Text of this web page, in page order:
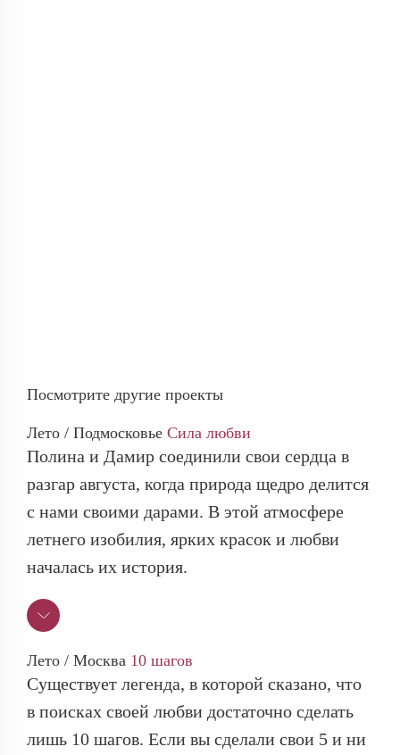
Посмотрите другие проекты
Лето / Подмосковье Сила любви
Полина и Дамир соединили свои сердца в
разгар августа, когда природа щедро делится
с нами своими дарами. В этой атмосфере
летнего изобилия, ярких красок и любви
началась их история.
Лето / Москва 10 шагов
Существует легенда, в которой сказано, что
в поисках своей любви достаточно сделать
лишь 10 шагов. Если вы сделали свои 5 и ни